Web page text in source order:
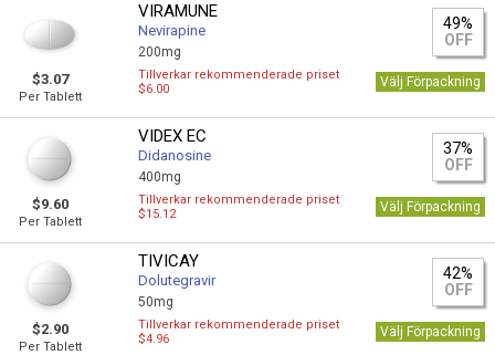
$3.07
Per Tablett
VIRAMUNE
Nevirapine
200mg
49%
OFF
Tillverkar rekommenderade priset
$6.00
Välj Förpackning
$9.60
Per Tablett
VIDEX EC
Didanosine
400mg
37%
OFF
Tillverkar rekommenderade priset
$15.12
Välj Förpackning
$2.90
Per Tablett
TIVICAY
Dolutegravir
50mg
42%
OFF
Tillverkar rekommenderade priset
$4.96
Välj Förpackning